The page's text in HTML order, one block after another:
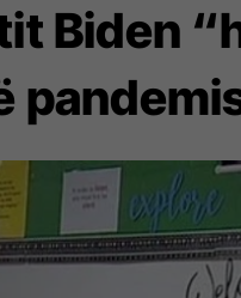
Biden